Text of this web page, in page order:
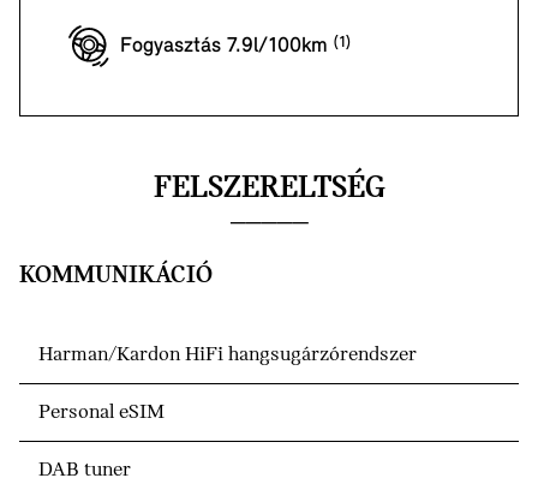
Fogyasztás 7.9l/100km
FELSZERELTSÉG
KOMMUNIKÁCIÓ
Harman/Kardon HiFi hangsugárzórendszer
Personal eSIM
DAB tuner